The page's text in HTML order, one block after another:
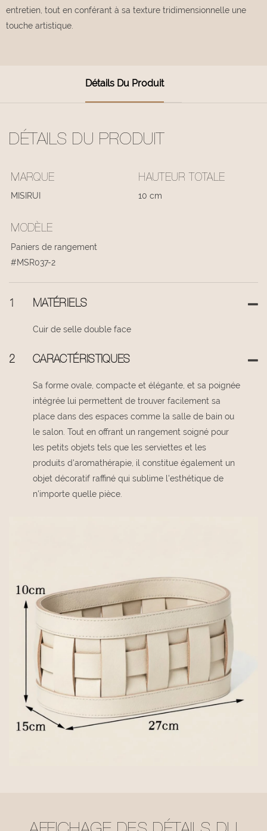
entretien, tout en conférant à sa texture tridimensionnelle une
touche artistique.
Détails Du Produit
DÉTAILS DU PRODUIT
MARQUE
MISIRUI
HAUTEUR TOTALE
10 cm
MODÈLE
Paniers de rangement
#MSR037-2
1 MATÉRIELS
Cuir de selle double face
2 CARACTÉRISTIQUES
Sa forme ovale, compacte et élégante, et sa poignée
intégrée lui permettent de trouver facilement sa
place dans des espaces comme la salle de bain ou
le salon. Tout en offrant un rangement soigné pour
les petits objets tels que les serviettes et les
produits d'aromathérapie, il constitue également un
objet décoratif raffiné qui sublime l'esthétique de
n'importe quelle pièce.